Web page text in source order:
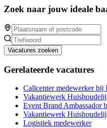
Zoek naar jouw ideale
Vacatures zoeken
Gerelateerde vacatures
Callcenter medewerker bij
Vakantiewerk
Event Brand Ambassador
Vakantiewerk
Logistiek medewerker